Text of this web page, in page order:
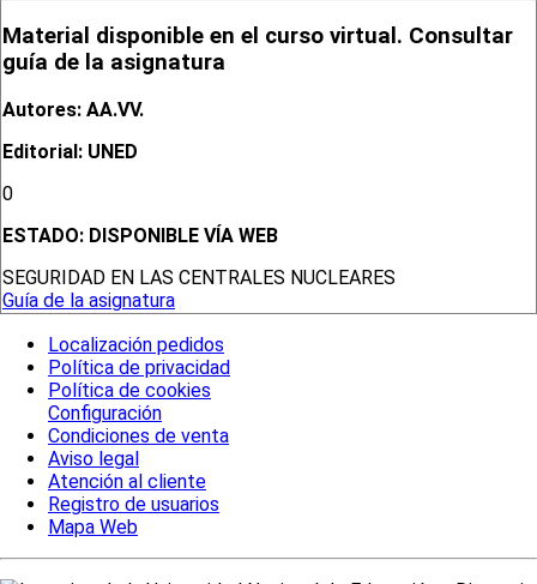
Material disponible en el curso virtual. Consultar
guía de la asignatura
Autores: AA.VV.
Editorial: UNED
0
ESTADO: DISPONIBLE VÍA WEB
SEGURIDAD EN LAS CENTRALES NUCLEARES
Guía de la asignatura
Localización pedidos
Política de privacidad
Política de cookies
Configuración
Condiciones de venta
Aviso legal
Atención al cliente
Registro de usuarios
Mapa Web